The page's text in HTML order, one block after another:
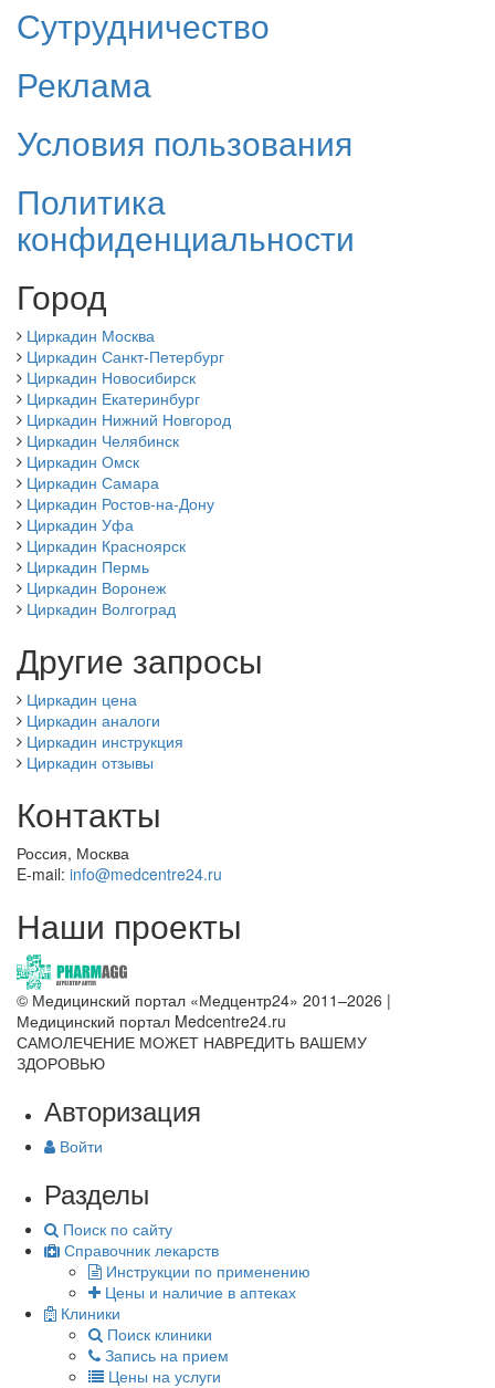
Сутрудничество
Реклама
Условия пользования
Политика
конфиденциальности
Город
Циркадин Москва
Циркадин Санкт-Петербург
Циркадин Новосибирск
Циркадин Екатеринбург
Циркадин Нижний Новгород
Циркадин Челябинск
Циркадин Омск
Циркадин Самара
Циркадин Ростов-на-Дону
Циркадин Уфа
Циркадин Красноярск
Циркадин Пермь
Циркадин Воронеж
Циркадин Волгоград
Другие запросы
Циркадин цена
Циркадин аналоги
Циркадин инструкция
Циркадин отзывы
Контакты
Россия, Москва
E-mail: info@medcentre24.ru
Наши проекты
© Медицинский портал «Медцентр24» 2011–2026 |
Медицинский портал Medcentre24.ru
САМОЛЕЧЕНИЕ МОЖЕТ НАВРЕДИТЬ ВАШЕМУ
ЗДОРОВЬЮ
Авторизация
Войти
Разделы
Поиск по сайту
Справочник лекарств
Инструкции по применению
Цены и наличие в аптеках
Клиники
Поиск клиники
Запись на прием
Цены на услуги